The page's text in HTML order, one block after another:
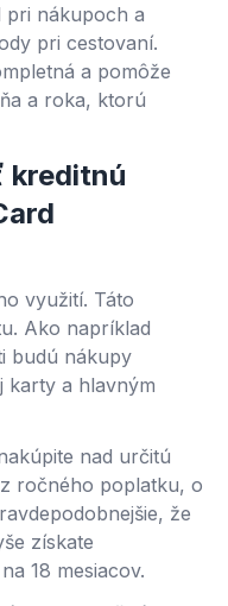
pri nákupoch a
pri cestovaní.
a pomôže
a roka, ktorú
kreditnú
využití. Táto
Ako napríklad
budú nákupy
karty a hlavným
nad určitú
ročného poplatku, o
že
získate
18 mesiacov.